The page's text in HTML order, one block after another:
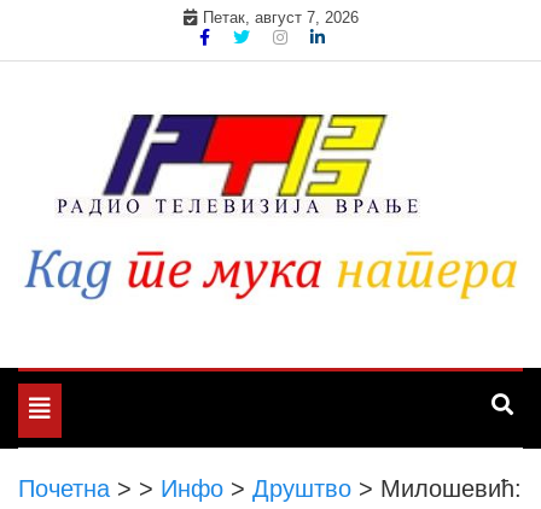
Петак, август 7, 2026
Toggle
navigation
Почетна > > Инфо > Друштво > Милошевић: